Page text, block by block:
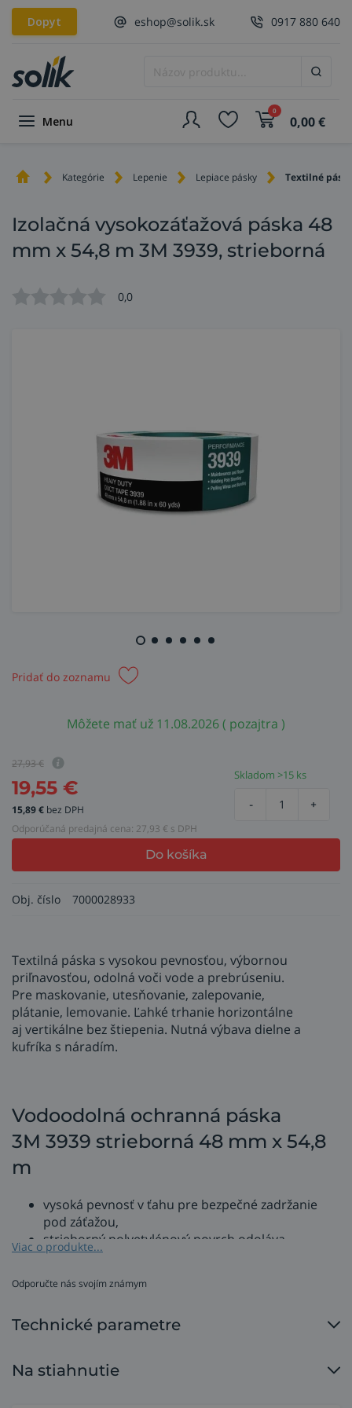
Dopyt eshop@solik.sk 0917 880 640
Menu
0
0,00€
Kategórie Lepenie Lepiace pásky Textilné
Izolačná vysokozáťažová páska 48
mm x 54,8 m 3M 3939, strieborná
0,0
Pridať do zoznamu
Môžete mať už 11.08.2026 ( pozajtra )
27,93€
19,55 €
15,89€ bez DPH
Odporúčaná predajná cena: 27,93 € s DPH
Skladom >15 ks
- +
Do košíka
Obj. číslo 7000028933
Textilná páska s vysokou pevnosťou, výbornou
priľnavosťou, odolná voči vode a prebrúseniu.
Pre maskovanie, utesňovanie, zalepovanie,
plátanie, lemovanie. Ľahké trhanie horizontálne
aj vertikálne bez štiepenia. Nutná výbava dielne a
kufríka s náradím.
Vodoodolná ochranná páska
3M 3939 strieborná 48 mm x 54,8
m
vysoká pevnosť v ťahu pre bezpečné zadržanie
pod záťažou,
strieborný polyetylénový povrch odoláva
opotrebeniu, abrázii aj vode,
väčšine drsných a hladkých povrchov v záujme
trhá sa ľahko, čisto a bez štiepenia, horizontálne
použitie v interiéri.
Viac o produkte...
Odporučte nás svojím známym
Technické parametre
Na stiahnutie